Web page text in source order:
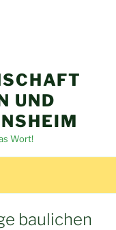
UND
Wort!
baulichen